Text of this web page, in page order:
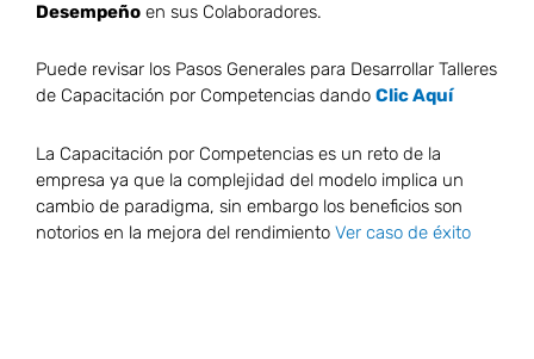
Desempeño en sus Colaboradores.
Puede revisar los Pasos Generales para Desarrollar Talleres
de Capacitación por Competencias dando Clic Aquí
La Capacitación por Competencias es un reto de la
empresa ya que la complejidad del modelo implica un
cambio de paradigma, sin embargo los beneficios son
notorios en la mejora del rendimiento Ver caso de éxito